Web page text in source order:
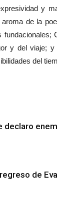
y
de la
fundacionales;
y del viaje; y
del
declaro
de Eva